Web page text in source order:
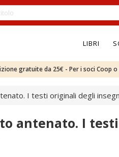
LIBRI
gratuite da 25€ - Per i soci
I testi originali degli
antenato. I